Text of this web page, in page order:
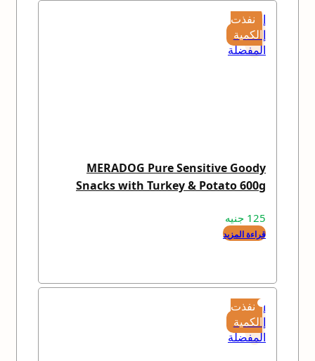
نفذت
الكمية
إضافة
إلى
المفضلة
MERADOG Pure Sensitive Goody
Snacks with Turkey & Potato 600g
125 جنيه
قراءة المزيد
نفذت
الكمية
إضافة
إلى
المفضلة